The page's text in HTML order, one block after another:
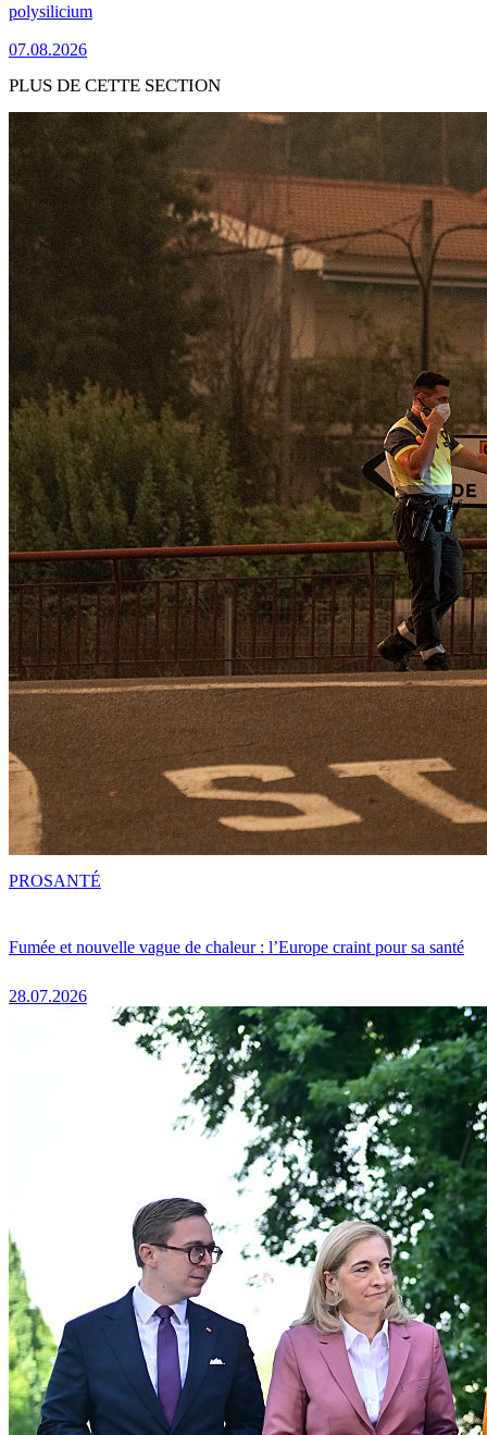
polysilicium
07.08.2026
PLUS DE CETTE SECTION
Fumée et nouvelle vague de chaleur : l’Europe craint pour sa santé
28.07.2026
PROSANTÉ